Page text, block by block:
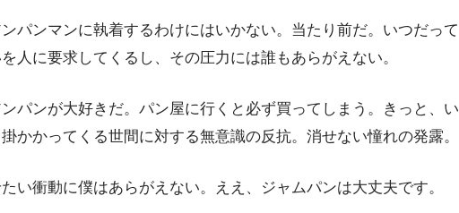
パンマンに執着するわけにはいかない。当たり前だ。いつだって
人に要求してくるし、その圧力には誰もあらがえない。
パンが大好きだ。パン屋に行くと必ず買ってしまう。きっと、い
かかってくる世間に対する無意識の反抗。消せない憧れの発露。
い衝動に僕はあらがえない。ええ、ジャムパンは大丈夫です。